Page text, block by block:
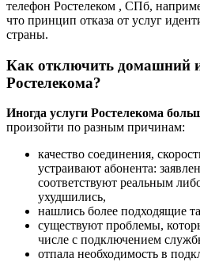
телефон Ростелеком , СПб,
что принцип отказа от услуг
страны.
Как отключить домашний
Ростелекома?
Иногда услуги Ростелекома
произойти по разным причинам:
качество соединения,
устраивают абонента:
соответствуют реальным
ухудшились,
нашлись более подходящие
существуют проблемы,
числе с подключением
отпала необходимость в